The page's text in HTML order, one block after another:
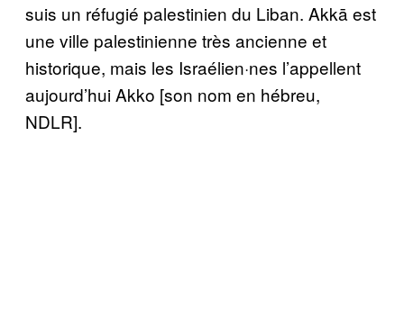
suis un réfugié palestinien du Liban. Akkā est
une ville palestinienne très ancienne et
historique, mais les Israélien·nes l’appellent
aujourd’hui Akko [son nom en hébreu,
NDLR].